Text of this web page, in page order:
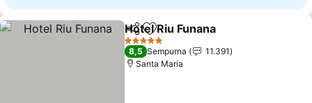
BagikanTambahkan ke favorit
Hotel Riu Funana
5 Bintang
8,5 Sempurna
11.391
Santa Maria